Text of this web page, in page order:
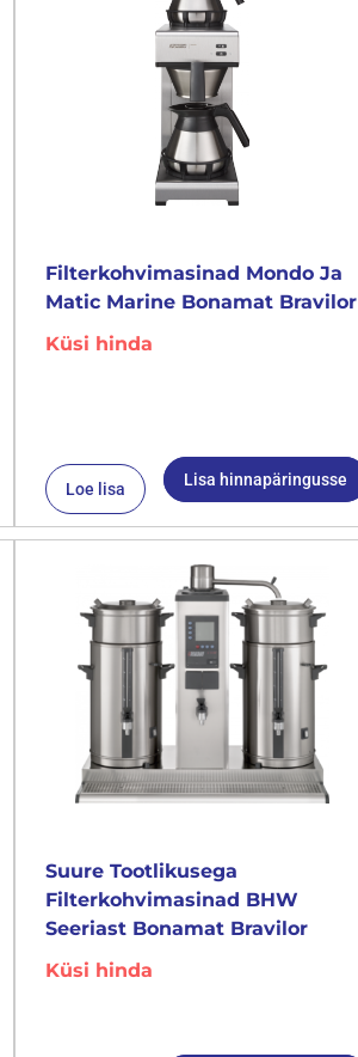
Filterkohvimasinad Mondo Ja
Matic Marine Bonamat Bravilor
Küsi hinda
Loe lisa Lisa hinnapäringusse
Suure Tootlikusega
Filterkohvimasinad BHW
Seeriast Bonamat Bravilor
Küsi hinda